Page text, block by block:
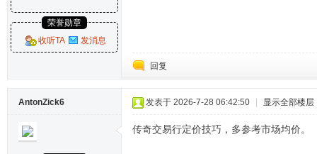
荣誉勋章
收听TA
发消息
回复
AntonZick6 发表于 2026-7-28 06:42:50 显示全部楼层
传奇交易行定价技巧，多参考市场均价。